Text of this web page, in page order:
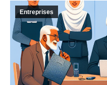
Entreprises